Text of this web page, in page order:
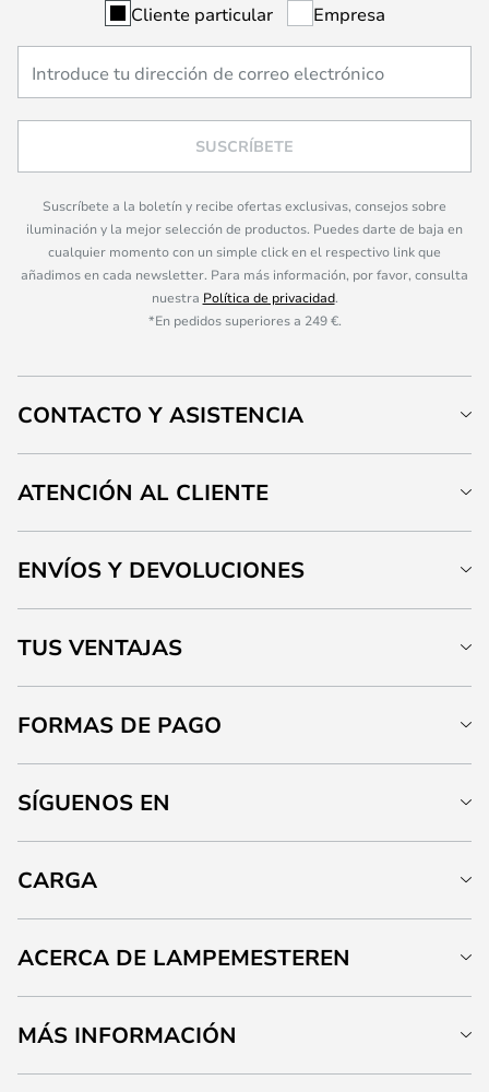
Cliente particular Empresa
SUSCRÍBETE
Suscríbete a la boletín y recibe ofertas exclusivas, consejos sobre
iluminación y la mejor selección de productos. Puedes darte de baja en
cualquier momento con un simple click en el respectivo link que
añadimos en cada newsletter. Para más información, por favor, consulta
nuestra Política de privacidad.
*En pedidos superiores a 249 €.
CONTACTO Y ASISTENCIA
ATENCIÓN AL CLIENTE
ENVÍOS Y DEVOLUCIONES
TUS VENTAJAS
FORMAS DE PAGO
SÍGUENOS EN
CARGA
ACERCA DE LAMPEMESTEREN
MÁS INFORMACIÓN